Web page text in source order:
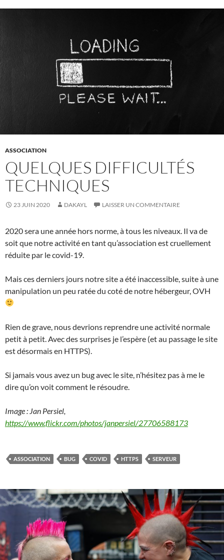
ASSOCIATION
QUELQUES DIFFICULTÉS
TECHNIQUES
23 JUIN 2020 DAKAYL LAISSER UN COMMENTAIRE
2020 sera une année hors norme, à tous les niveaux. Il va de
soit que notre activité en tant qu’association est cruellement
réduite par le covid-19.
Mais ces derniers jours notre site a été inaccessible, suite à une
manipulation un peu ratée du coté de notre hébergeur, OVH
Rien de grave, nous devrions reprendre une activité normale
petit à petit. Avec des surprises je l’espère (et au passage le site
est désormais en HTTPS).
Si jamais vous avez un bug avec le site, n’hésitez pas à me le
dire qu’on voit comment le résoudre.
Image : Jan Persiel,
https://www.flickr.com/photos/janpersiel/27706588173
ASSOCIATION BUG COVID HTTPS SERVEUR